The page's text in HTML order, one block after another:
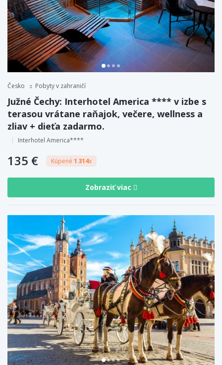
Česko Pobyty v zahraničí
Južné Čechy: Interhotel America **** v izbe s
terasou vrátane raňajok, večere, wellness a
zliav + dieťa zadarmo.
Interhotel America****
135 € Kúpené 1 314x
Zobraziť viac